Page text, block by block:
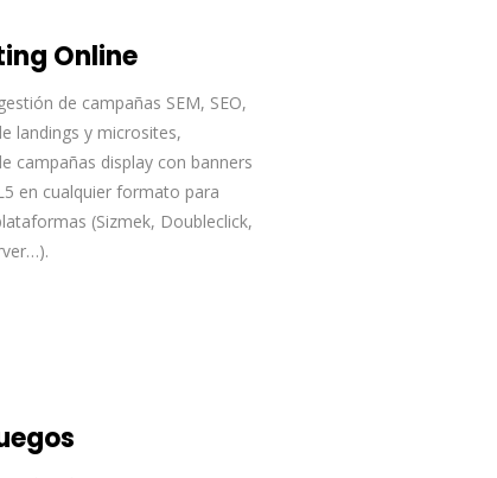
Online
de campañas SEM, SEO,
landings y microsites,
campañas display con banners
en cualquier formato para
(Sizmek, Doubleclick,